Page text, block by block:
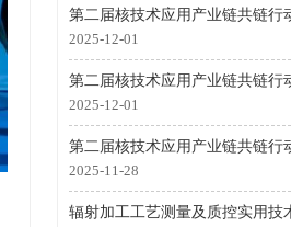
2025-12-01
2025-12-01
2025-11-28